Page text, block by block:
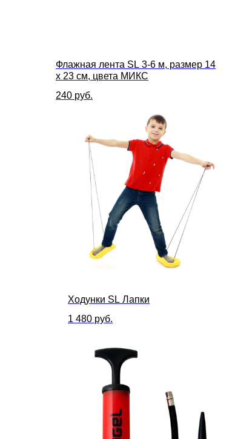
Флажная лента SL 3-6 м, размер 14
х 23 см, цвета МИКС
240 руб.
Ходунки SL Лапки
1 480 руб.